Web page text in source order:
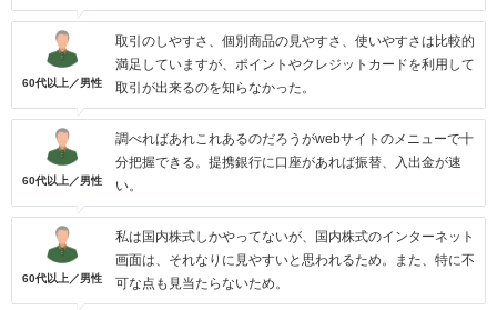
60代以上／男性
取引のしやすさ、個別商品の見やすさ、使いやすさは比較的
満足していますが、ポイントやクレジットカードを利用して
取引が出来るのを知らなかった。
60代以上／男性
調べればあれこれあるのだろうがwebサイトのメニューで十
分把握できる。提携銀行に口座があれば振替、入出金が速
い。
60代以上／男性
私は国内株式しかやってないが、国内株式のインターネット
画面は、それなりに見やすいと思われるため。また、特に不
可な点も見当たらないため。